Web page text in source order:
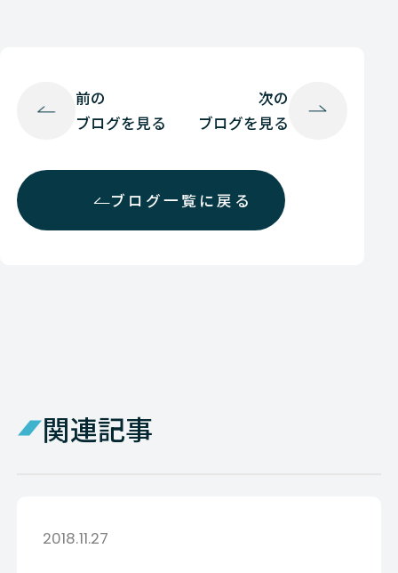
前の
ブログを見る
ブログ一覧に戻る
次の
ブログを見る
関連記事
2018.11.27